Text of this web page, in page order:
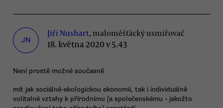
JN
Jiří Nushart, maloměšťácký usmiřovač
18. května 2020 v 5.43
Není prostě možné současně
mít jak sociálně-ekologickou ekonomii, tak i individuálně
volitelné vztahy k přírodnímu [a společenskému - jakožto